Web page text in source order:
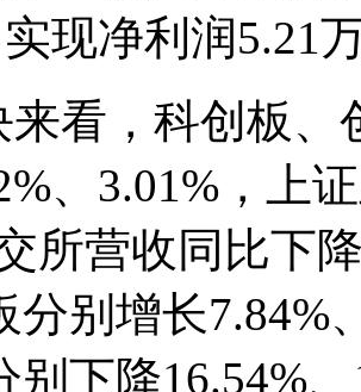
现净利润5.21
来看，科创板、
、3.01%，上
所营收同比下
分别增长
别下降16.54%